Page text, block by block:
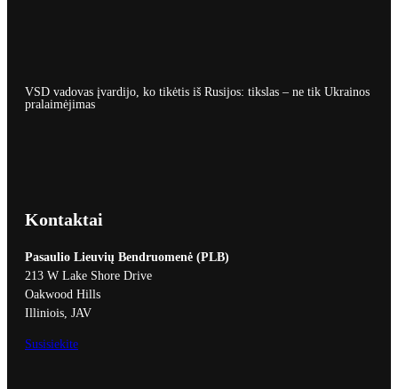
VSD vadovas įvardijo, ko tikėtis iš Rusijos: tikslas – ne tik Ukrainos
pralaimėjimas
Kontaktai
Pasaulio Lieuvių Bendruomenė (PLB)
213 W Lake Shore Drive
Oakwood Hills
Illiniois, JAV
Susisiekite